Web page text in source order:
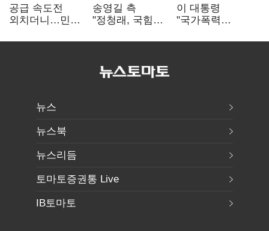
공급 속도전
외치더니…민주,
리모델링'까지
송영길 측
"정청래, 국힘
민주당 대표로
이 대통령
"국가폭력
적극적 조사로
뉴스
뉴스북
뉴스리듬
토마토증권통 Live
IB토마토